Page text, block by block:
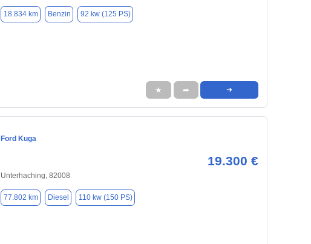
18.834 km Benzin 92 kw (125 PS)
★ ➦ ➜
Ford Kuga
19.300 €
Unterhaching, 82008
77.802 km Diesel 110 kw (150 PS)